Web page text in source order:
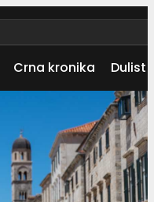
Crna kronika Dulist